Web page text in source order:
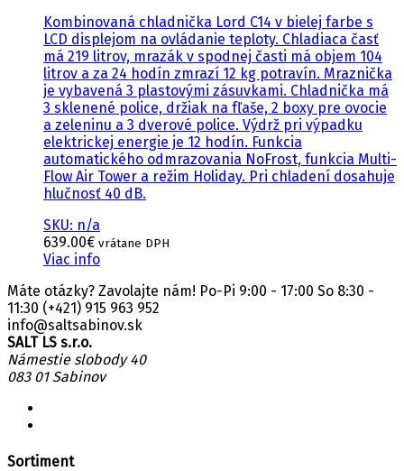
Kombinovaná chladnička Lord C14 v bielej farbe s
LCD displejom na ovládanie teploty. Chladiaca časť
má 219 litrov, mrazák v spodnej časti má objem 104
litrov a za 24 hodín zmrazí 12 kg potravín. Mraznička
je vybavená 3 plastovými zásuvkami. Chladnička má
3 sklenené police, držiak na fľaše, 2 boxy pre ovocie
a zeleninu a 3 dverové police. Výdrž pri výpadku
elektrickej energie je 12 hodín. Funkcia
automatického odmrazovania NoFrost, funkcia Multi-
Flow Air Tower a režim Holiday. Pri chladení dosahuje
hlučnosť 40 dB.
SKU: n/a
639.00€ vrátane DPH
Viac info
Máte otázky? Zavolajte nám! Po-Pi 9:00 - 17:00 So 8:30 -
11:30 (+421) 915 963 952
info@saltsabinov.sk
SALT LS s.r.o.
Námestie slobody 40
083 01 Sabinov
Sortiment